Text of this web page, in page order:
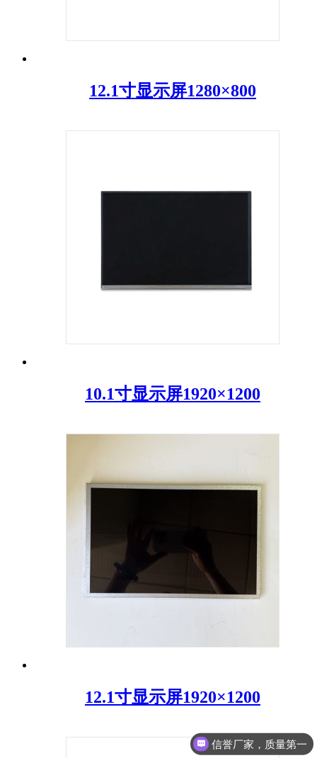
12.1寸显示屏1280×800
10.1寸显示屏1920×1200
12.1寸显示屏1920×1200
诚信生产厂家